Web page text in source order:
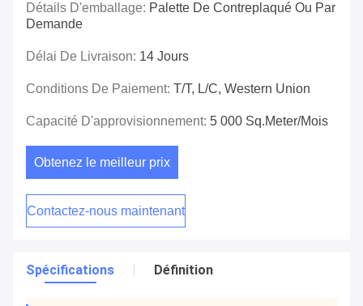
Détails D'emballage: Palette De Contreplaqué Ou Par
Demande
Délai De Livraison: 14 Jours
Conditions De Paiement: T/T, L/C, Western Union
Capacité D'approvisionnement: 5 000 Sq.meter/mois
Obtenez le meilleur prix
Contactez-nous maintenant
Spécifications Définition